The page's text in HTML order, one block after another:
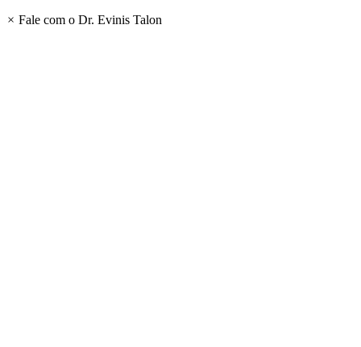
× Fale com o Dr. Evinis Talon